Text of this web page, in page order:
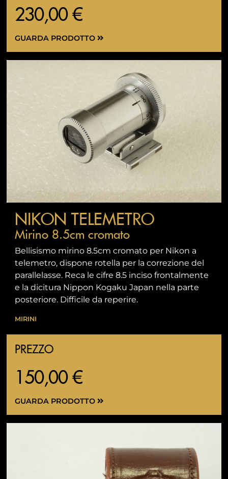
230,00 €
GUARDA PRODOTTO
NIKON TELEMETRO
Mirino 8.5cm cromato
Bellisismo mirino 8.5cm cromato per Nikon a
telemetro, dispone rotella per la correzione del
parallelasse. Reca le cifre 8.5 inciso frontalmente
e la dicitura Nippon Kogaku Japan nella parte
posteriore. Difficile da reperire.
MIRINI
PREZZO
150,00 €
GUARDA PRODOTTO